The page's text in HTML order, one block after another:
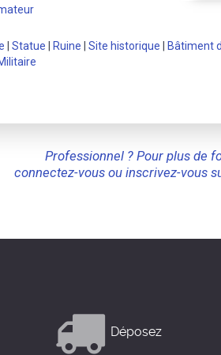
Statue Ruine Site historique Bâtiment
Professionnel ? Pour plus de
connectez-vous ou inscrivez-vous
Déposez